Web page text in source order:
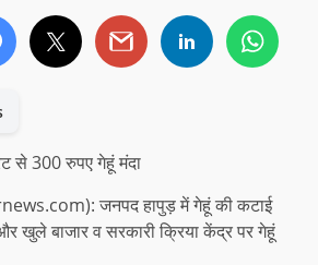
से 300 रुपए गेहूं मंदा
जनपद हापुड़ में गेहूं की कटाई
खुले बाजार व सरकारी क्रिया केंद्र पर गेहूं